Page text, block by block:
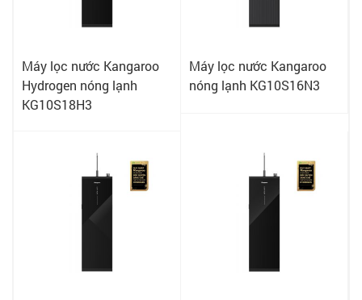
Máy lọc nước Kangaroo
Hydrogen nóng lạnh
KG10S18H3
Máy lọc nước Kangaroo
nóng lạnh KG10S16N3